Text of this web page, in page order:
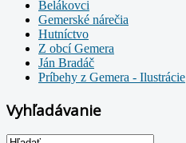
Belákovci
Gemerské nárečia
Hutníctvo
Z obcí Gemera
Ján Bradáč
Príbehy z Gemera - Ilustrácie
Vyhľadávanie